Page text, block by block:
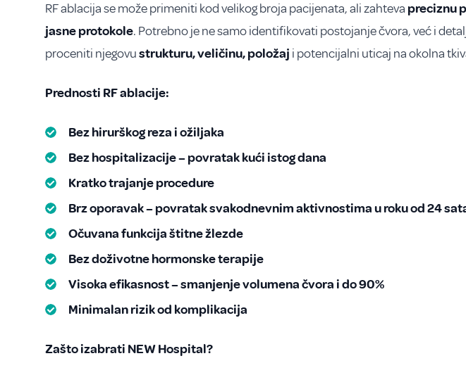
RF ablacija se može primeniti kod velikog broja pacijenata, ali zahteva preciznu
jasne protokole. Potrebno je ne samo identifikovati postojanje čvora, već i
proceniti njegovustrukturu, veličinu, položaj i potencijalni uticaj na okolna
Prednosti RF ablacije:
Bez hirurškog reza i ožiljaka
Bez hospitalizacije – povratak kući istog dana
Kratko trajanje procedure
Brz oporavak – povratak svakodnevnim aktivnostima u roku od 24
Očuvana funkcija štitne žlezde
Bez doživotne hormonske terapije
Visoka efikasnost – smanjenje volumena čvora i do 90%
Minimalan rizik od komplikacija
Zašto izabrati NEW Hospital?